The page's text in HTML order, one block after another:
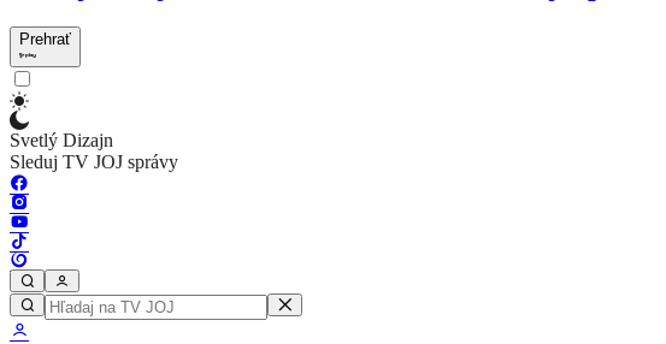
Prehrať
Svetlý Dizajn
Sleduj TV JOJ správy